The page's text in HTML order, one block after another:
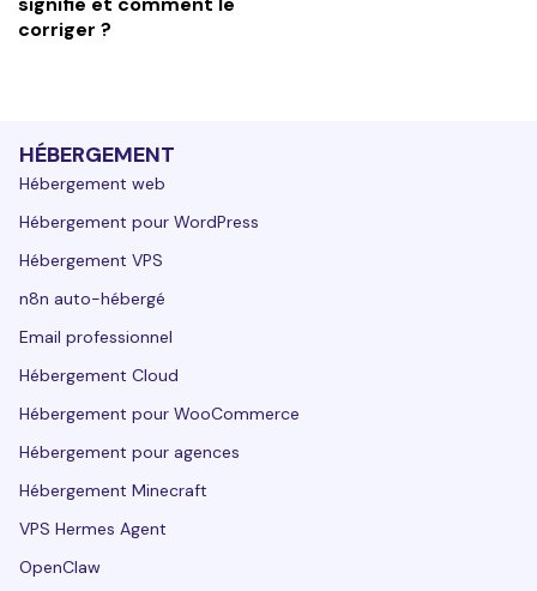
corriger ?
HÉBERGEMENT
Hébergement web
Hébergement pour WordPress
Hébergement VPS
n8n auto-hébergé
Email professionnel
Hébergement Cloud
Hébergement pour WooCommerce
Hébergement pour agences
Hébergement Minecraft
VPS Hermes Agent
OpenClaw